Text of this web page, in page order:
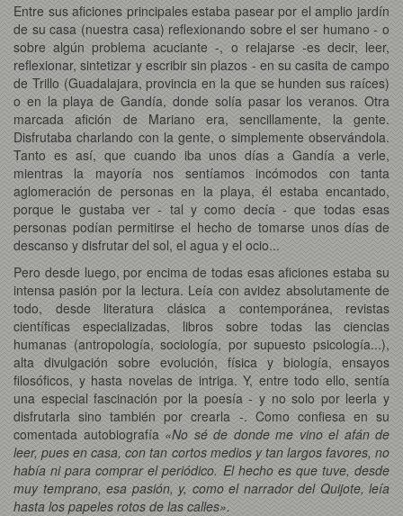
Entre sus aficiones principales estaba pasear por el amplio jardín
de su casa (nuestra casa) reflexionando sobre el ser humano - o
sobre algún problema acuciante -, o relajarse -es decir, leer,
reflexionar, sintetizar y escribir sin plazos - en su casita de campo
de Trillo (Guadalajara, provincia en la que se hunden sus raíces)
o en la playa de Gandía, donde solía pasar los veranos. Otra
marcada afición de Mariano era, sencillamente, la gente.
Disfrutaba charlando con la gente, o simplemente observándola.
Tanto es así, que cuando iba unos días a Gandía a verle,
mientras la mayoría nos sentíamos incómodos con tanta
aglomeración de personas en la playa, él estaba encantado,
porque le gustaba ver - tal y como decía - que todas esas
personas podían permitirse el hecho de tomarse unos días de
descanso y disfrutar del sol, el agua y el ocio...
Pero desde luego, por encima de todas esas aficiones estaba su
intensa pasión por la lectura. Leía con avidez absolutamente de
todo, desde literatura clásica a contemporánea, revistas
científicas especializadas, libros sobre todas las ciencias
humanas (antropología, sociología, por supuesto psicología...),
alta divulgación sobre evolución, física y biología, ensayos
filosóficos, y hasta novelas de intriga. Y, entre todo ello, sentía
una especial fascinación por la poesía - y no solo por leerla y
disfrutarla sino también por crearla -. Como confiesa en su
comentada autobiografía «No sé de donde me vino el afán de
leer, pues en casa, con tan cortos medios y tan largos favores, no
había ni para comprar el periódico. El hecho es que tuve, desde
muy temprano, esa pasión, y, como el narrador del Quijote, leía
hasta los papeles rotos de las calles».